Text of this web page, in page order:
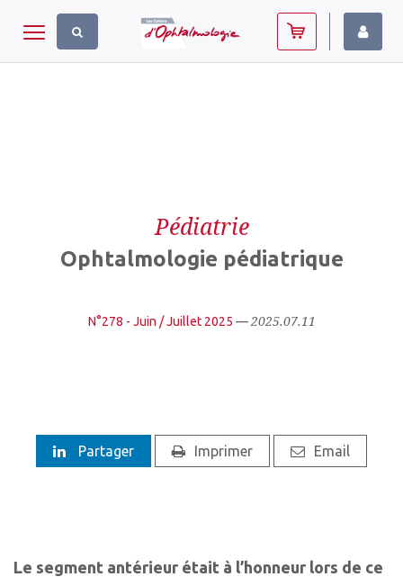
Toggle navigation
Pédiatrie
Ophtalmologie pédiatrique
N°278 - Juin / Juillet 2025 —2025.07.11
Partager Imprimer Email
Le segment antérieur était à l’honneur lors de ce
Panneau de gestion des cookies